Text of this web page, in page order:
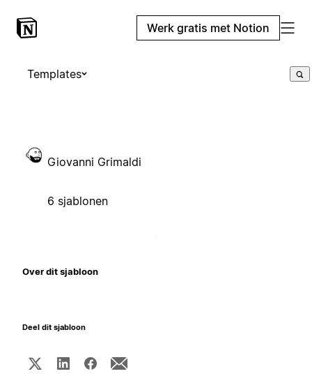
Werk gratis met Notion
Templates
Giovanni Grimaldi
6 sjablonen
Over dit sjabloon
Deel dit sjabloon